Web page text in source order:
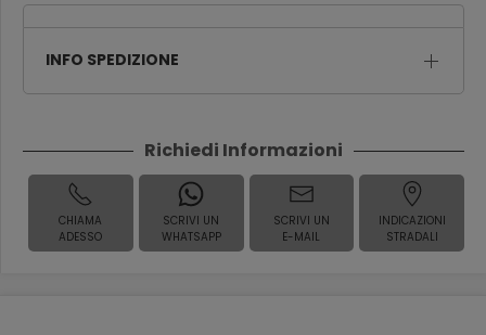
INFO SPEDIZIONE
Richiedi Informazioni
CHIAMA
ADESSO
SCRIVI UN
WHATSAPP
SCRIVI UN
E-MAIL
INDICAZIONI
STRADALI